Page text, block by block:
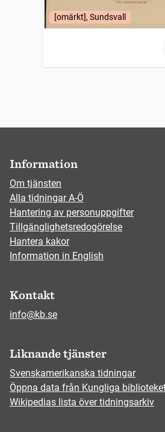
[omärkt], Sundsvall
Information
Om tjänsten
Alla tidningar A-Ö
Hantering av personuppgifter
Tillgänglighetsredogörelse
Hantera kakor
Information in English
Kontakt
info@kb.se
Liknande tjänster
Svenskamerikanska tidningar
Öppna data från Kungliga
Wikipedias lista över tidningsarkiv